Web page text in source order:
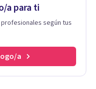
a para ti
según tus
a